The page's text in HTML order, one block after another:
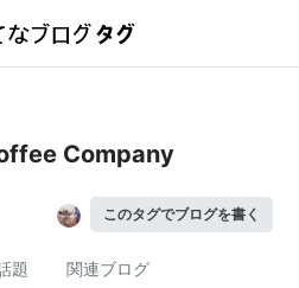
Company
このタグでブログを書く
題 関連ブログ